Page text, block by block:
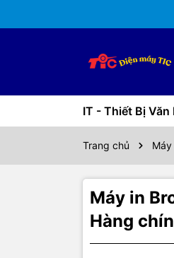
IT - Thiết Bị Văn
Trang chủ
Máy in
Hàng